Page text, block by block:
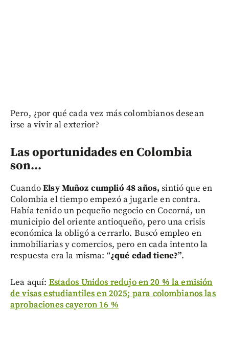
Pero, ¿por qué cada vez más colombianos desean
irse a vivir al exterior?
Las oportunidades en Colombia
son...
CuandoElsy Muñoz cumplió 48 años, sintió que en
Colombia el tiempo empezó a jugarle en contra.
Había tenido un pequeño negocio en Cocorná, un
municipio del oriente antioqueño, pero una crisis
económica la obligó a cerrarlo. Buscó empleo en
inmobiliarias y comercios, pero en cada intento la
respuesta era la misma: “¿qué edad tiene?”.
Lea aquí: Estados Unidos redujo en 20 % la emisión
de visas estudiantiles en 2025; para colombianos las
aprobaciones cayeron 16 %